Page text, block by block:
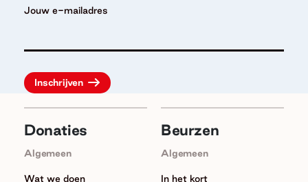
Jouw e-mailadres
Donaties
Algemeen
Wat we doen
Beurzen
Algemeen
In het kort